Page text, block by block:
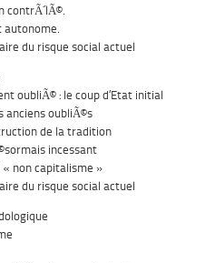
contrÃ´lÃ©.
autonome.
du risque social actuel
oubliÃ© : le coup d’Etat initial
anciens oubliÃ©s
de la tradition
incessant
« non capitalisme »
du risque social actuel